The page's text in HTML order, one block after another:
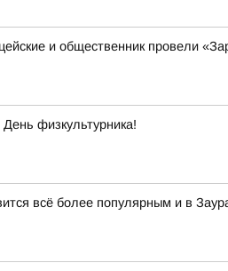
и общественник провели
физкультурника!
всё более популярным и в